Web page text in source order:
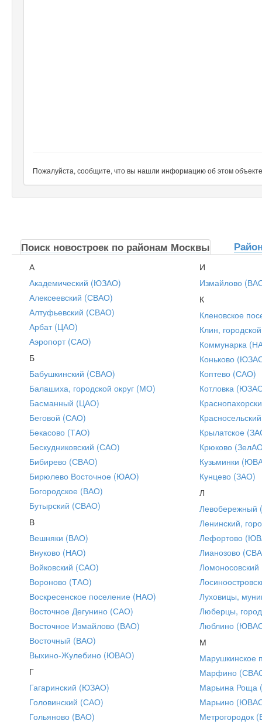
Пожалуйста, сообщите, что вы нашли информацию об этом
Поиск новостроек по районам Москвы
А
Академический (ЮЗАО)
Алексеевский (СВАО)
Алтуфьевский (СВАО)
Арбат (ЦАО)
Аэропорт (САО)
Б
Бабушкинский (СВАО)
Балашиха, городской округ (МО)
Басманный (ЦАО)
Беговой (САО)
Бекасово (ТАО)
Бескудниковский (САО)
Бибирево (СВАО)
Бирюлево Восточное (ЮАО)
Богородское (ВАО)
Бутырский (СВАО)
В
Вешняки (ВАО)
Внуково (НАО)
Войковский (САО)
Вороново (ТАО)
Воскресенское поселение (НАО)
Восточное Дегунино (САО)
Восточное Измайлово (ВАО)
Восточный (ВАО)
Выхино-Жулебино (ЮВАО)
Г
Гагаринский (ЮЗАО)
Головинский (САО)
Гольяново (ВАО)
И
Измайлово
К
Кленовское
Клин,
Коммунарка
Коньково
Коптево (САО)
Котловка
Крылатское
Крюково
Кузьминки
Кунцево (ЗАО)
Л
Ленинский,
Лефортово
Лианозово
Луховицы,
Люберцы,
Люблино
М
Марушкинское
Марфино
Марьина Роща
Марьино
Метрогородок